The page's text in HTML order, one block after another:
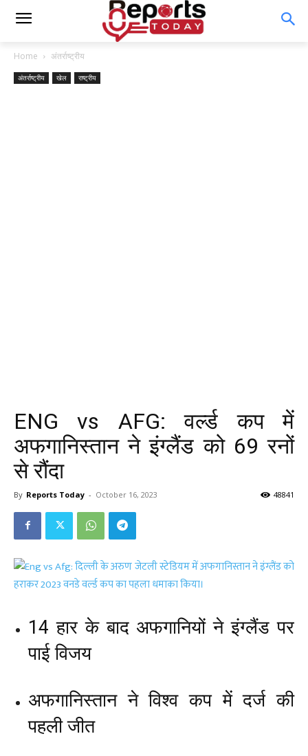
Home अंतर्राष्ट्रीय
अंतर्राष्ट्रीय खेल राष्ट्रीय
ENG vs AFG: वर्ल्ड कप में
अफगानिस्तान ने इंग्लैंड को 69 रनों
से रौंदा
By Reports Today - October 16, 2023 48841
14 हार के बाद अफगानियों ने इंग्लैंड पर
पाई विजय
अफगानिस्तान ने विश्व कप में दर्ज की
पहली जीत